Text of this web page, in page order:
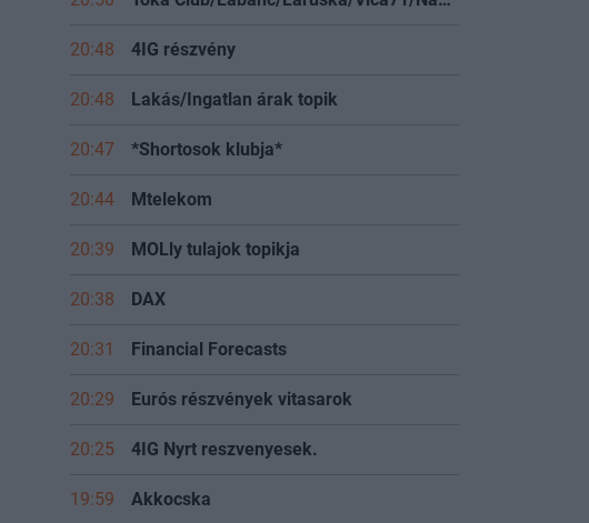
20:48 4IG részvény
20:48 Lakás/Ingatlan árak topik
20:47 *Shortosok klubja*
20:44 Mtelekom
20:39 MOLly tulajok topikja
20:38 DAX
20:31 Financial Forecasts
20:29 Eurós részvények vitasarok
20:25 4IG Nyrt reszvenyesek.
19:59 Akkocska